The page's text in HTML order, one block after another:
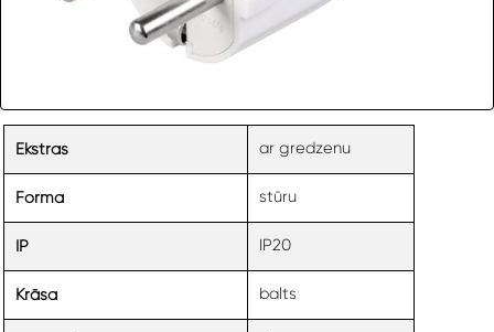
Ekstras ar gredzenu
Forma stūru
IP IP20
Krāsa balts